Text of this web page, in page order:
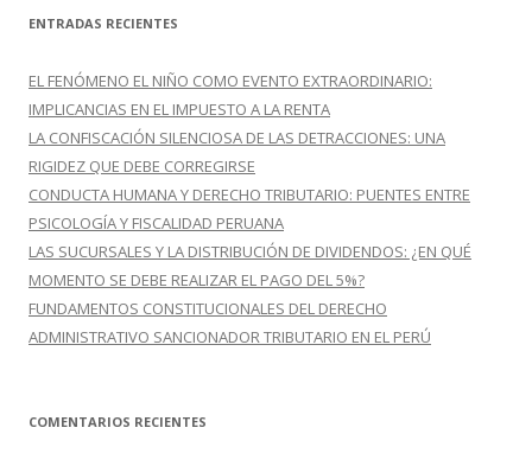
ENTRADAS RECIENTES
EL FENÓMENO EL NIÑO COMO EVENTO EXTRAORDINARIO:
IMPLICANCIAS EN EL IMPUESTO A LA RENTA
LA CONFISCACIÓN SILENCIOSA DE LAS DETRACCIONES: UNA
RIGIDEZ QUE DEBE CORREGIRSE
CONDUCTA HUMANA Y DERECHO TRIBUTARIO: PUENTES ENTRE
PSICOLOGÍA Y FISCALIDAD PERUANA
LAS SUCURSALES Y LA DISTRIBUCIÓN DE DIVIDENDOS: ¿EN QUÉ
MOMENTO SE DEBE REALIZAR EL PAGO DEL 5%?
FUNDAMENTOS CONSTITUCIONALES DEL DERECHO
ADMINISTRATIVO SANCIONADOR TRIBUTARIO EN EL PERÚ
COMENTARIOS RECIENTES